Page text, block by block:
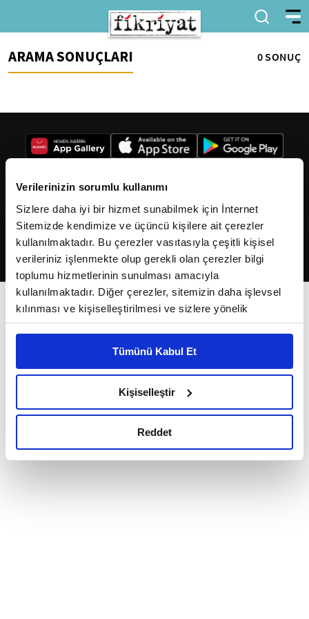
Verilerinizin sorumlu kullanımı
Sizlere daha iyi bir hizmet sunabilmek için İnternet
Sitemizde kendimize ve üçüncü kişilere ait çerezler
kullanılmaktadır. Bu çerezler vasıtasıyla çeşitli kişisel
verileriniz işlenmekte olup gerekli olan çerezler bilgi
toplumu hizmetlerinin sunulması amacıyla
kullanılmaktadır. Diğer çerezler, sitemizin daha işlevsel
kılınması ve kişiselleştirilmesi ve sizlere yönelik
reklam/pazarlama faaliyetlerinin yapılması, amaçlarıyla
Çerezlere ilişkin tercihlerinizi çerez paneli vasıtasıyla
belirleyebilirsiniz. Çerezlere ilişkin detaylı bilgi için
Ayarlar butonuna tıklayabilir,Çerez Bilgilendirme
Metnimizi ziyaret edebilirsiniz.
okumak ve sitemizi ziyaretiniz kapsamında
Tümünü Kabul Et
Kişiselleştir
Reddet
ARAMA SONUÇLARI 0 SONUÇ
2026Fikriyat. Tüm hakları saklıdır.